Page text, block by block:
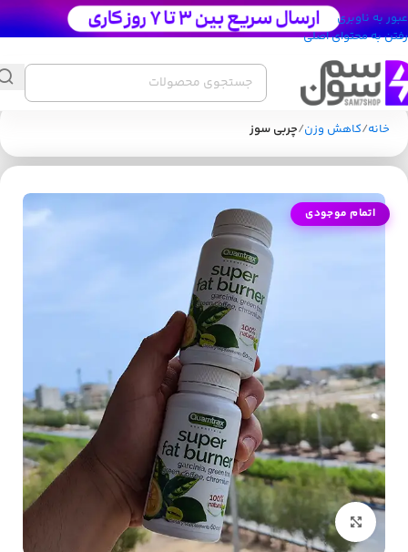
عبور به ناوبری
رفتن به محتوای اصلی
خانه کاهش وزن چربی سوز
اتمام موجودی
بزرگنمایی تصویر